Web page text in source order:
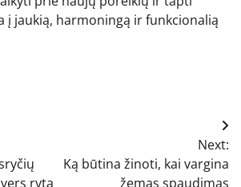
į jaukią, harmoningą ir funkcionalią
rytą
Next:
Ką būtina žinoti, kai vargina
žemas spaudimas